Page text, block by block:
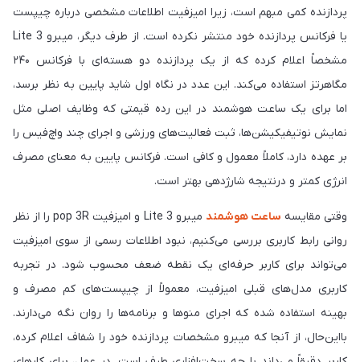
پردازنده کمی مبهم است، زیرا امیزفیت اطلاعات مشخصی درباره چیپست
یا فرکانس پردازنده خود منتشر نکرده است. از طرف دیگر، میبرو Lite 3
مشخصاً اعلام کرده که از یک پردازنده دو هسته‌ای با فرکانس ۲۴۰
مگاهرتز استفاده می‌کند. این عدد در نگاه اول شاید پایین به نظر برسد،
اما برای یک ساعت هوشمند در این رده قیمتی که وظایف اصلی مثل
نمایش نوتیفیکیشن‌ها، ثبت فعالیت‌های ورزشی و اجرای چند واچ‌فیس را
بر عهده دارد، کاملاً معمول و کافی است. فرکانس پایین به معنای مصرف
انرژی کمتر و درنتیجه شارژدهی بهتر است.
وقتی مقایسه ساعت هوشمند
میبرو Lite 3 و امیزفیت pop 3R را از نظر
روانی رابط کاربری بررسی می‌کنیم، نبود اطلاعات رسمی از سوی امیزفیت
می‌تواند برای کاربر حرفه‌ای یک نقطه ضعف محسوب شود. در تجربه
کاربری مدل‌های قبلی امیزفیت، معمولاً از چیپست‌های کم مصرف و
بهینه استفاده شده که اجرای منوها و برنامه‌ها را روان نگه می‌دارند.
بااین‌حال، از آنجا که میبرو مشخصات پردازنده خود را شفاف اعلام کرده،